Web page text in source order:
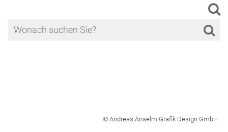
© Andreas Anselm Grafik Design GmbH